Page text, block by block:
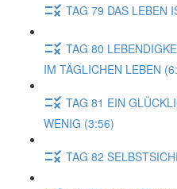
TAG 79 DAS LEBEN
TAG 80
IM TÄGLICHEN LEBEN
TAG 81 EIN
WENIG (3:56)
TAG 82